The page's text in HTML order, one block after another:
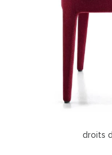
droits